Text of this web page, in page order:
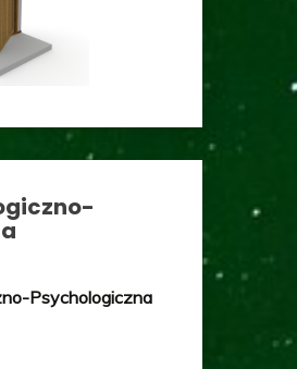
Psychologiczna